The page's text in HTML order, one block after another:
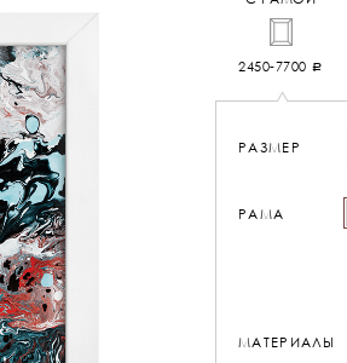
2450-7700 a
РАЗМЕР
РАМА
МАТЕРИАЛЫ